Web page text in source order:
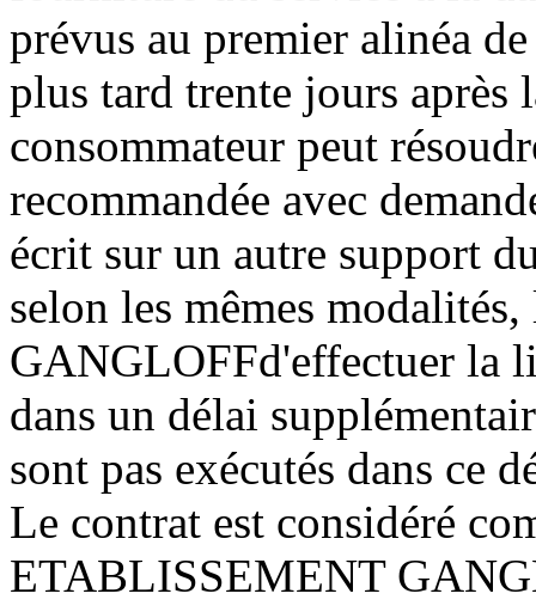
prévus au premier alinéa
plus tard trente jours
consommateur peut
recommandée avec
écrit sur un autre support
selon les mêmes
GANGLOFFd'effectuer la
dans un délai
sont pas exécutés dans ce
Le contrat est considéré
ETABLISSEMENT